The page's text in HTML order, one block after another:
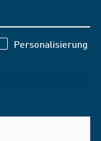
Personalisierung